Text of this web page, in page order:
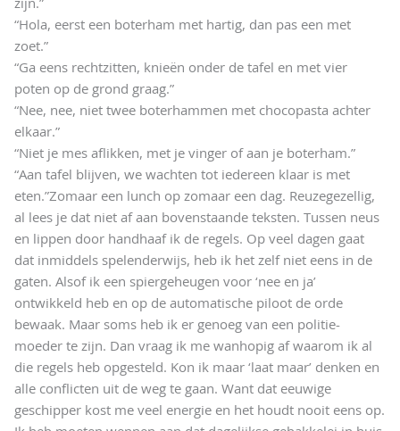
“Hola, eerst een boterham met hartig, dan pas een met
zoet.”
“Ga eens rechtzitten, knieën onder de tafel en met vier
poten op de grond graag.”
“Nee, nee, niet twee boterhammen met chocopasta achter
elkaar.”
“Niet je mes aflikken, met je vinger of aan je boterham.”
“Aan tafel blijven, we wachten tot iedereen klaar is met
eten.”Zomaar een lunch op zomaar een dag. Reuzegezellig,
al lees je dat niet af aan bovenstaande teksten. Tussen neus
en lippen door handhaaf ik de regels. Op veel dagen gaat
dat inmiddels spelenderwijs, heb ik het zelf niet eens in de
gaten. Alsof ik een spiergeheugen voor ‘nee en ja’
ontwikkeld heb en op de automatische piloot de orde
bewaak. Maar soms heb ik er genoeg van een politie-
moeder te zijn. Dan vraag ik me wanhopig af waarom ik al
die regels heb opgesteld. Kon ik maar ‘laat maar’ denken en
alle conflicten uit de weg te gaan. Want dat eeuwige
geschipper kost me veel energie en het houdt nooit eens op.